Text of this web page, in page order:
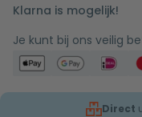
Klarna is mogelijk!
Je kunt bij ons veilig
Direct